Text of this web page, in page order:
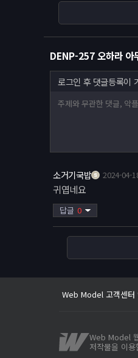
DENP-257 오하라 아
로그인 후 댓글등록이
소거기국밥 2024-04-
귀엽네요
답글 0
Web Model 고객센터
사이트 이전안내
웹모델 오픈인사드립
Web Model 고객센터
Web Model
저작물을 이